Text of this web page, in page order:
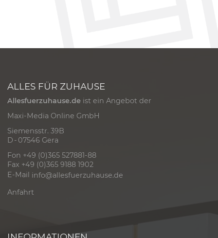
ALLES FÜR ZUHAUSE
Allesfuerzuhause.de ist ein Angebot der
Maxi-Media Online GmbH
Siemensstr. 39B
D - 07546 Gera
Fon +49 (0)365 527881-88
Fax +49 (0)365 9188 1902
E-Mail info@allesfuerzuhause.de
Anfahrt